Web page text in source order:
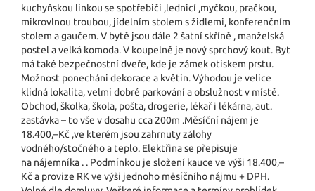
kuchyňskou linkou se spotřebiči ,lednicí ,myčkou, pračkou,
mikrovlnou troubou, jídelním stolem s židlemi, konferenčním
stolem a gaučem. V bytě jsou dále 2 šatní skříně , manželská
postel a velká komoda. V koupelně je nový sprchový kout. Byt
má také bezpečnostní dveře, kde je zámek otiskem prstu.
Možnost ponecháni dekorace a květin. Výhodou je velice
klidná lokalita, velmi dobré parkování a obslužnost v místě.
Obchod, školka, škola, pošta, drogerie, lékař i lékárna, aut.
zastávka – to vše v dosahu cca 200m .Měsíční nájem je
18.400,–Kč ,ve kterém jsou zahrnuty zálohy
vodného/stočného a teplo. Elektřina se přepisuje
na nájemníka . . Podmínkou je složení kauce ve výši 18.400,–
Kč a provize RK ve výši jednoho měsíčního nájmu + DPH.